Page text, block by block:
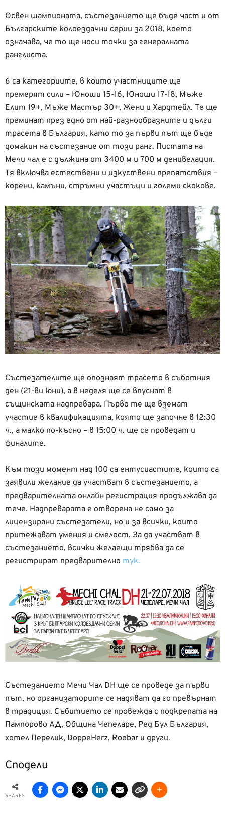
Освен шампионата, състезанието ще бъде част и от
Българските колоездачни серии за 2018, което
означава, че то ще носи точки за генералната
ранглиста.
6 са категориите, в които участниците ще
премерят сили – Юноши 15-16, Юноши 17-18, Мъже
Елит 19+, Мъже Мастър 30+, Жени и Хардтейл. Те ще
преминат през едно от най-разнообразните и дълги
трасета в България, като то за първи път ще бъде
домакин на състезание от този ранг. Пистата на
Мечи чал е с дължина от 3400 м и 700 м денивелация.
Тя включва естествени и изкуствени препятствия –
корени, камъни, стръмни участъци и големи скокове.
Състезателите ще опознаят трасето в съботния
ден (21-ви юни), а в неделя ще се впуснат в
същинската надпревара. Първо те ще вземат
участие в квалификацията, която ще започне в 12:30
ч., а малко по-късно – в 15:00 ч. ще се проведат и
финалите.
Към този момент над 100 са ентусиастите, които са
заявили желание да участват в състезанието, а
предварителната онлайн регистрация продължава да
тече. Надпреварата е отворена не само за
лицензирани състезатели, но и за всички, които
притежават умения и смелост. За да участват в
състезанието, всички желаещи трябва да се
регистрират предварително тук.
Състезанието Мечи Чал DH ще се проведе за първи
път, но организаторите се надяват да го превърнат
в традиция. Събитието се провежда с подкрепата на
Пампорово АД, Община Чепеларе, Ред Бул България,
хотел Перелик, DoppeHerz, Roobar и други.
Сподели
SHARES